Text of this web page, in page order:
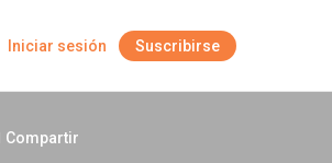
Iniciar sesión Suscribirse
Compartir